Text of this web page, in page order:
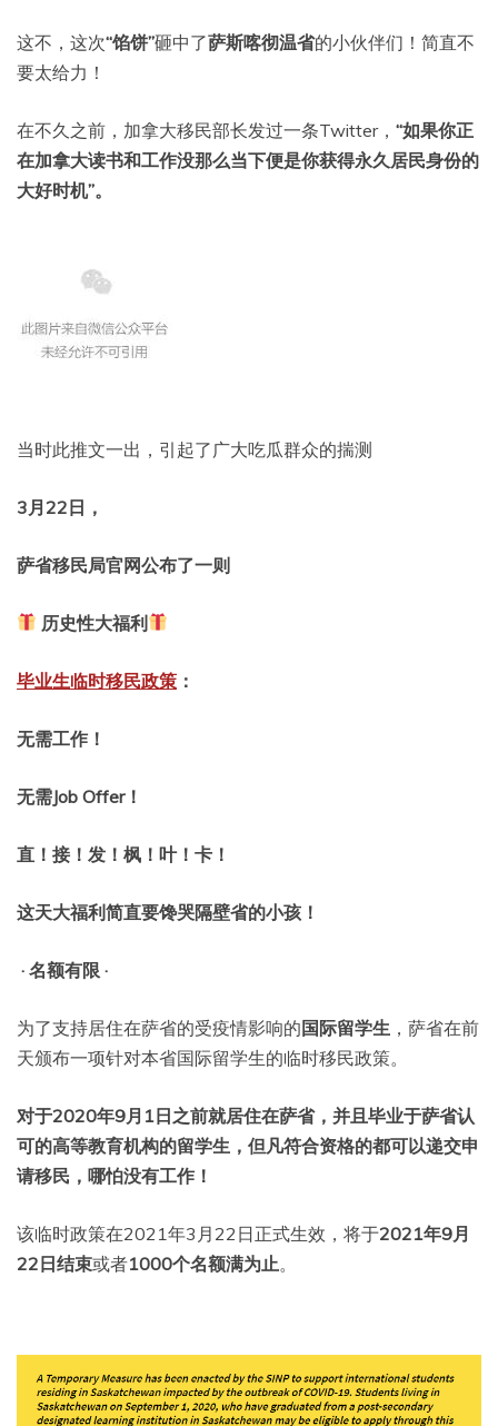
这不，这次“馅饼”砸中了萨斯喀彻温省的小伙伴们！简直不
要太给力！
在不久之前，加拿大移民部长发过一条Twitter， “如果你正
在加拿大读书和工作没那么当下便是你获得永久居民身份的
大好时机”。
当时此推文一出，引起了广大吃瓜群众的揣测
3月22日，
萨省移民局官网公布了一则
历史性大福利
毕业生临时移民政策 ：
无需工作！
无需Job Offer！
直！接！发！枫！叶！卡！
这天大福利简直要馋哭隔壁省的小孩！
· 名额有限 ·
为了支持居住在萨省的受疫情影响的国际留学生 ，萨省在前
天颁布一项针对本省国际留学生的临时移民政策。
对于2020年9月1日之前就居住在萨省，并且毕业于萨省认
可的高等教育机构的留学生，但凡符合资格的都可以递交申
请移民，哪怕没有工作！
该临时政策在2021年3月22日正式生效，将于2021年9月
22日结束或者1000个名额满为止。